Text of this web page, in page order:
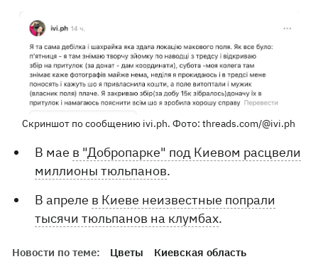
Скриншот по сообщению ivi.ph. Фото: threads.com/@ivi.ph
В мае в "Добропарке" под Киевом расцвели
миллионы тюльпанов.
В апреле в Киеве неизвестные попрали
тысячи тюльпанов на клумбах.
Новости по теме: Цветы
Киевская область